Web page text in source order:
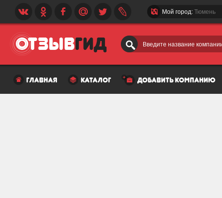
Введите название
Мой город: Тюмень
главная каталог добавить компанию